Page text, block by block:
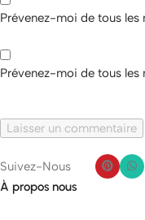
Prévenez-moi de tous
Prévenez-moi de tous les
Suivez-Nous
À propos nous